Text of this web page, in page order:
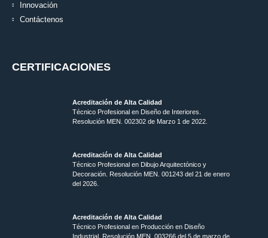
Innovación
Contáctenos
CERTIFICACIONES
Acreditación de Alta Calidad
Técnico Profesional en Diseño de Interiores.
Resolución MEN. 002302 de Marzo 1 de 2022.
Acreditación de Alta Calidad
Técnico Profesional en Dibujo Arquitectónico y
Decoración. Resolución MEN. 001243 del 21 de enero
del 2026.
Acreditación de Alta Calidad
Técnico Profesional en Producción en Diseño
Industrial. Resolución MEN. 003266 del 5 de marzo de